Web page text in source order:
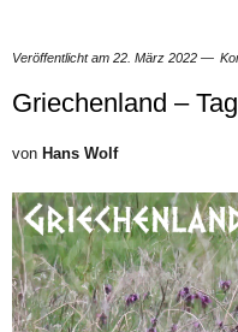
Veröffentlicht am 22. März 2022
Griechenland –
von Hans Wolf